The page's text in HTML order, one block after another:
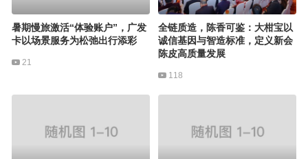
暑期慢旅激活“体验账户”，广发
卡以场景服务为松弛出行添彩
21
全链质造，陈香可鉴：大柑宝以
诚信基因与智造标准，定义新会
陈皮高质量发展
118